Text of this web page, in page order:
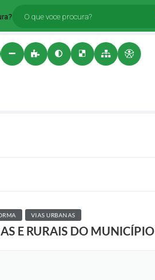
VIAS URBANAS
E RURAIS DO MUNICÍPIO